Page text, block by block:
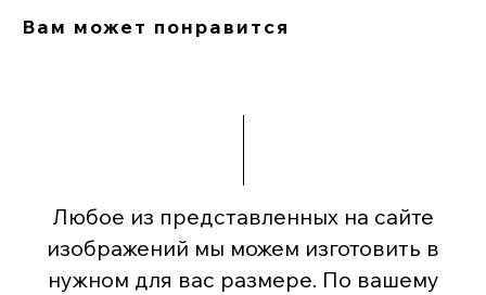
Вам может понравится
Любое из представленных на сайте
изображений мы можем изготовить в
нужном для вас размере. По вашему